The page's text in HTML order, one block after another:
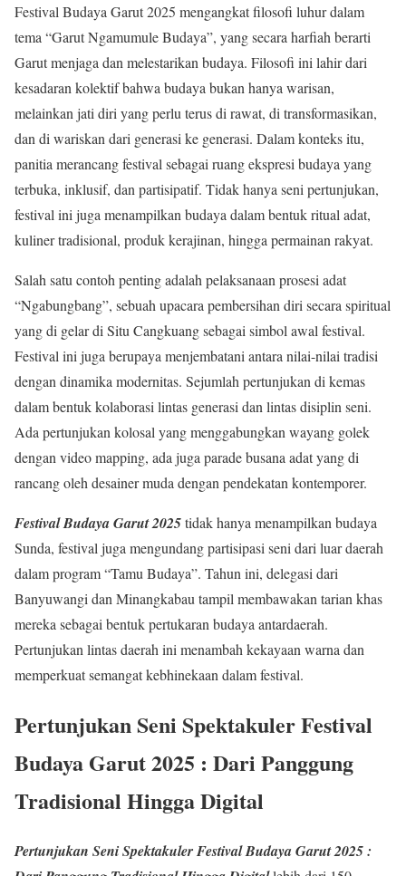
Festival Budaya Garut 2025 mengangkat filosofi luhur dalam
tema “Garut Ngamumule Budaya”, yang secara harfiah berarti
Garut menjaga dan melestarikan budaya. Filosofi ini lahir dari
kesadaran kolektif bahwa budaya bukan hanya warisan,
melainkan jati diri yang perlu terus di rawat, di transformasikan,
dan di wariskan dari generasi ke generasi. Dalam konteks itu,
panitia merancang festival sebagai ruang ekspresi budaya yang
terbuka, inklusif, dan partisipatif. Tidak hanya seni pertunjukan,
festival ini juga menampilkan budaya dalam bentuk ritual adat,
kuliner tradisional, produk kerajinan, hingga permainan rakyat.
Salah satu contoh penting adalah pelaksanaan prosesi adat
“Ngabungbang”, sebuah upacara pembersihan diri secara spiritual
yang di gelar di Situ Cangkuang sebagai simbol awal festival.
Festival ini juga berupaya menjembatani antara nilai-nilai tradisi
dengan dinamika modernitas. Sejumlah pertunjukan di kemas
dalam bentuk kolaborasi lintas generasi dan lintas disiplin seni.
Ada pertunjukan kolosal yang menggabungkan wayang golek
dengan video mapping, ada juga parade busana adat yang di
rancang oleh desainer muda dengan pendekatan kontemporer.
Festival Budaya Garut 2025tidak hanya menampilkan budaya
Sunda, festival juga mengundang partisipasi seni dari luar daerah
dalam program “Tamu Budaya”. Tahun ini, delegasi dari
Banyuwangi dan Minangkabau tampil membawakan tarian khas
mereka sebagai bentuk pertukaran budaya antardaerah.
Pertunjukan lintas daerah ini menambah kekayaan warna dan
memperkuat semangat kebhinekaan dalam festival.
Pertunjukan Seni SpektakulerFestival
Budaya Garut 2025 : Dari Panggung
Tradisional Hingga Digital
Pertunjukan Seni Spektakuler Festival Budaya Garut 2025 :